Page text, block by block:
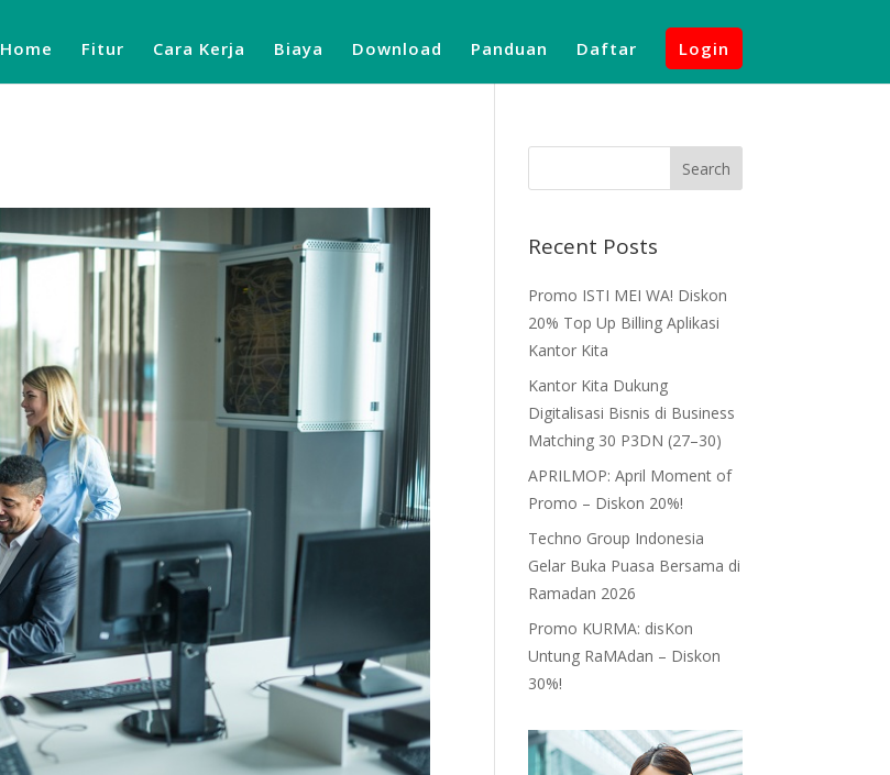
Home Fitur Cara Kerja Biaya Download Panduan Daftar Login
Recent Posts
Promo ISTI MEI WA! Diskon
20% Top Up Billing Aplikasi
Kantor Kita
Kantor Kita Dukung
Digitalisasi Bisnis di Business
Matching 30 P3DN (27–30)
APRILMOP: April Moment of
Promo – Diskon 20%!
Techno Group Indonesia
Gelar Buka Puasa Bersama di
Ramadan 2026
Promo KURMA: disKon
Untung RaMAdan – Diskon
30%!